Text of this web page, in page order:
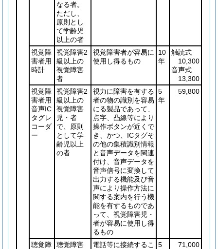
なる者。
ただし、
原則とし
て学齢児
以上の者
視覚障
害者用
時計
視覚障害2
級以上の
視覚障害
者
視覚障害者が容易に
使用し得るもの
10
年
触読式
10,300
音声式
13,300
視覚障
害者用
音声IC
タグレ
コーダ
ー
視覚障害2
級以上の
視覚障害
児・者
で、原則
として学
齢児以上
の者
視力に障害を有する
者の物の識別を容易
にる製品であって、
点字、凸線等により
操作ボタンが近くで
き、かつ、ICタグそ
の他の集積識別情報
と音声データを関連
付け、音声データを
音声信号に変換して
出力する機能及び音
声により操作方法に
関する案内を行う機
能を有するものであ
って、視覚障害児・
者が容易に使用し得
るもの
5
年
59,800
聴覚障
聴覚障害
電話等に接続するこ
5
71,000